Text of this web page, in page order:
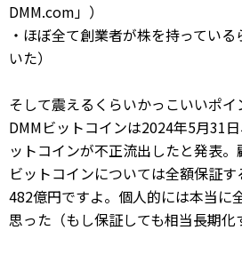
DMM.com」）
・ほぼ全て創業者が株を持ってい
いた）
そして震えるくらいかっこいいポイ
DMMビットコインは2024年5月31
ットコインが不正流出したと発表
ビットコインについては全額保証す
482億円ですよ。個人的には本当に
思った（もし保証しても相当長期化